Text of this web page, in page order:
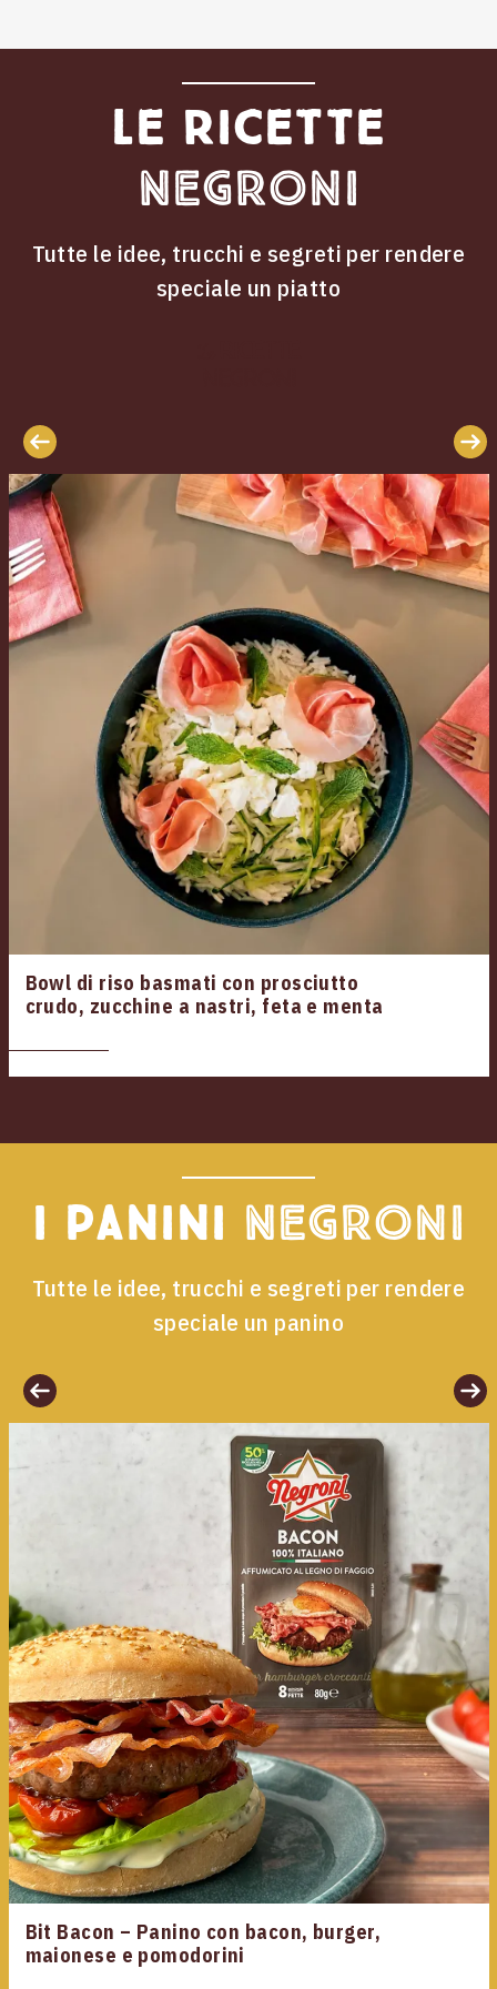
Le ricette
Negroni
Tutte le idee, trucchi e segreti per rendere
speciale un piatto
Bowl di riso basmati con prosciutto
crudo, zucchine a nastri, feta e menta
I panini Negroni
Tutte le idee, trucchi e segreti per rendere
speciale un panino
Bit Bacon – Panino con bacon, burger,
maionese e pomodorini